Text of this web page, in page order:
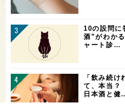
10の設問に
酒”がわか
ャート診…
「飲み続
て、本当？
日本酒と健